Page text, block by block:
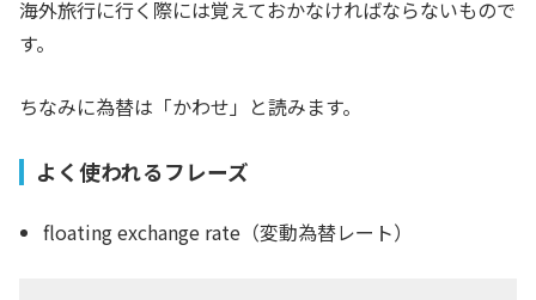
海外旅行に行く際には覚えておかなければならないもので
す。
ちなみに為替は「かわせ」と読みます。
よく使われるフレーズ
floating exchange rate（変動為替レート）